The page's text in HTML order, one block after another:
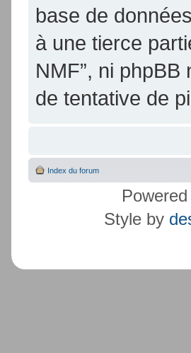
base de
à une tierce
NMF”, ni
de tentative de
Index du forum
Style by